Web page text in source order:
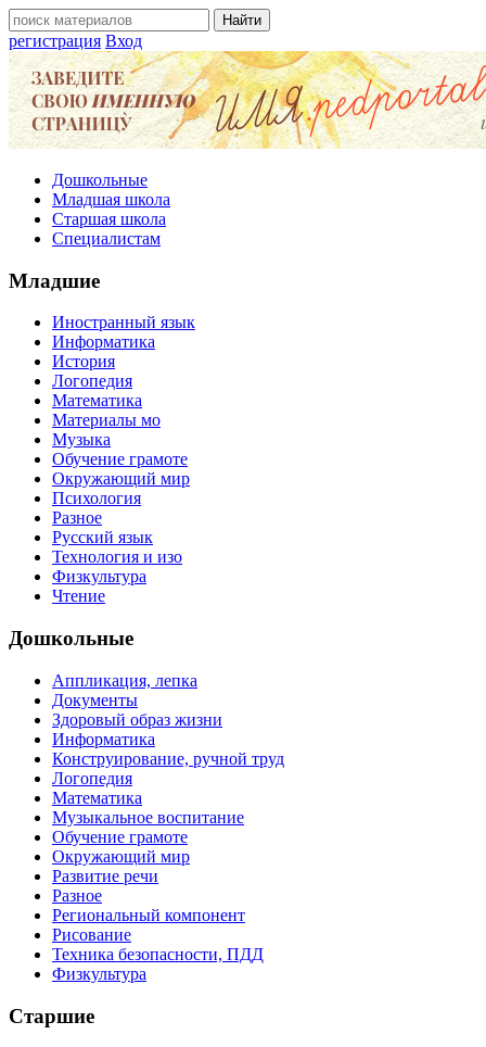
регистрация Вход
Дошкольные
Младшая школа
Старшая школа
Специалистам
Младшие
Иностранный язык
Информатика
История
Логопедия
Математика
Материалы мо
Музыка
Обучение грамоте
Окружающий мир
Психология
Разное
Русский язык
Технология и изо
Физкультура
Чтение
Дошкольные
Аппликация, лепка
Документы
Здоровый образ жизни
Информатика
Конструирование, ручной труд
Логопедия
Математика
Музыкальное воспитание
Обучение грамоте
Окружающий мир
Развитие речи
Разное
Региональный компонент
Рисование
Техника безопасности, ПДД
Физкультура
Старшие